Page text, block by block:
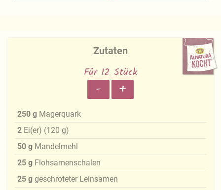
Zutaten
Für 12 Stück
- +
250 g Magerquark
2 Ei(er) (120 g)
50 g Mandelmehl
25 g Flohsamenschalen
25 g geschroteter Leinsamen